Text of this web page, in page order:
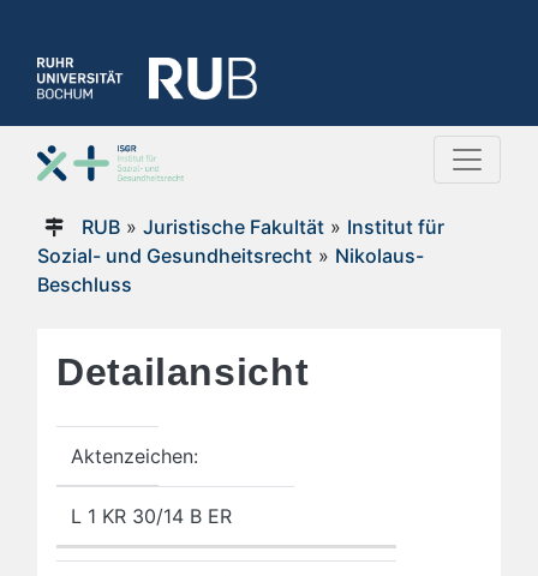
RUB» Juristische Fakultät» Institut für
Sozial- und Gesundheitsrecht » Nikolaus-
Beschluss
Detailansicht
Aktenzeichen:
L 1 KR 30/14 B ER